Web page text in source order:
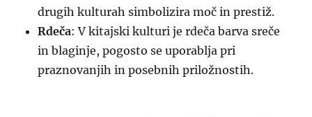
drugih kulturah simbolizira moč in prestiž.
Rdeča: V kitajski kulturi je rdeča barva sreče
in blaginje, pogosto se uporablja pri
praznovanjih in posebnih priložnostih.